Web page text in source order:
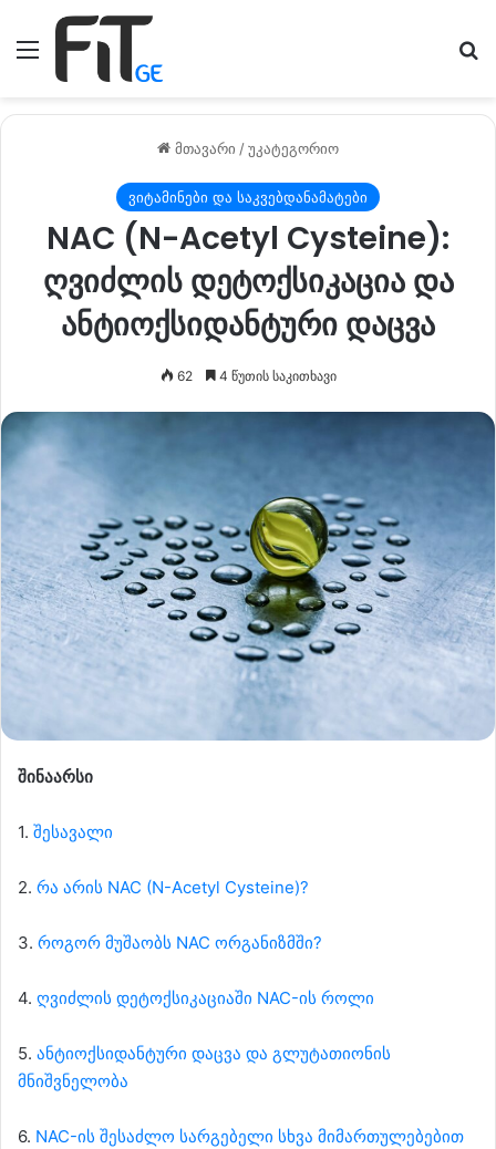
მენიუ
მთავარი /უკატეგორიო
ვიტამინები და საკვებდანამატები
NAC (N-Acetyl Cysteine):
ღვიძლის დეტოქსიკაცია და
ანტიოქსიდანტური დაცვა
62 4 წუთის საკითხავი
შინაარსი
1. შესავალი
2. რა არის NAC (N-Acetyl Cysteine)?
3. როგორ მუშაობს NAC ორგანიზმში?
4. ღვიძლის დეტოქსიკაციაში NAC-ის როლი
5. ანტიოქსიდანტური დაცვა და გლუტათიონის
მნიშვნელობა
6. NAC-ის შესაძლო სარგებელი სხვა მიმართულებებით